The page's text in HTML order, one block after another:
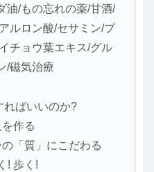
油/もの忘れの薬/甘酒/
ルロン酸/セサミン/プ
チョウ葉エキス/グル
/磁気治療
ばいいのか?
作る
「質」にこだわる
! 歩く!